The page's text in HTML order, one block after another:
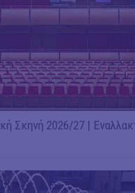
Σκηνή 2026/27 |